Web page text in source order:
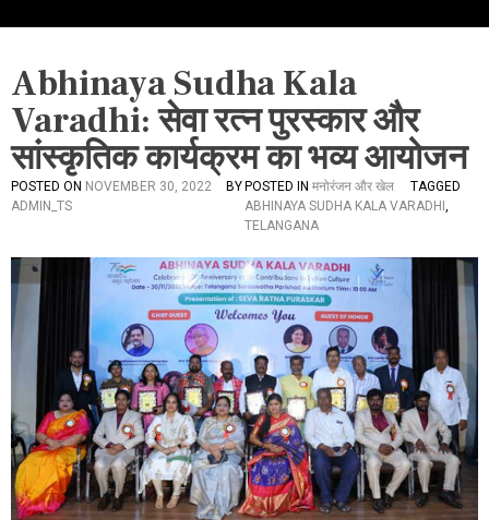
Abhinaya Sudha Kala
Varadhi: सेवा रत्न पुरस्कार और
सांस्कृतिक कार्यक्रम का भव्य आयोजन
POSTED ON NOVEMBER 30, 2022
BY
ADMIN_TS
POSTED IN मनोरंजन और खेल
TAGGED
ABHINAYA SUDHA KALA VARADHI ,
TELANGANA